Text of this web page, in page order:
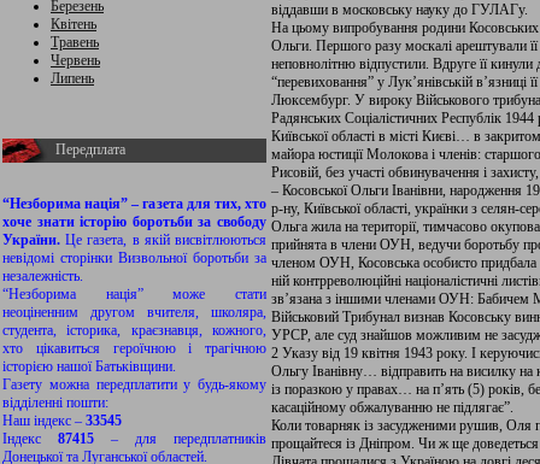
Березень
Квітень
Травень
Червень
Липень
Передплата
“Незборима нація” – газета для тих, хто
хоче знати історію боротьби за свободу
України.Це газета, в якій висвітлюються
невідомі сторінки Визвольної боротьби за
незалежність.
“Незборима нація” може стати
неоціненним другом вчителя, школяра,
студента, історика, краєзнавця, кожного,
хто цікавиться героїчною і трагічною
історією нашої Батьківщини.
Газету можна передплатити у будь-якому
відділенні пошти:
Наш індекс – 33545
Індекс 87415 – для передплатників
Донецької та Луганської областей.
віддавши в московську науку до ГУЛАГу.
На цьому випробування родини
Ольги. Першого разу москалі арештували
неповнолітню відпустили. Вдруге її
“перевиховання” у Лук’янівській в’язниці
Люксембург. У вироку Військового
Радянських Соціалістичних Республік
Київської області в місті Києві… в
майора юстиції Молокова і членів:
Рисовій, без участі обвинувачення і
– Косовської Ольги Іванівни, народження
р-ну, Київської області, українки з селян-
Ольга жила на території, тимчасово
прийнята в члени ОУН, ведучи боротьбу
членом ОУН, Косовська особисто
ній контрреволюційні націоналістичні
зв’язана з іншими членами ОУН:
Військовий Трибунал визнав Косовську
УРСР, але суд знайшов можливим не
2 Указу від 19 квітня 1943 року. І
Ольгу Іванівну… відправить на висилку на
із поразкою у правах… на п’ять (5) років,
касаційному обжалуванню не підлягає”.
Коли товарняк із засудженими рушив, Оля
прощайтеся із Дніпром. Чи ж ще доведеться